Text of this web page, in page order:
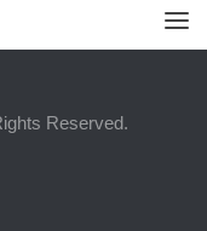
Reserved.